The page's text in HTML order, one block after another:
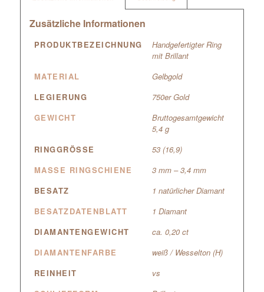
Zusätzliche Informationen
PRODUKTBEZEICHNUNG
Handgefertigter Ring
mit Brillant
MATERIAL
Gelbgold
LEGIERUNG
750er Gold
GEWICHT
Bruttogesamtgewicht
5,4 g
RINGGRÖSSE
53 (16,9)
MASSE RINGSCHIENE
3 mm – 3,4 mm
BESATZ
1 natürlicher Diamant
BESATZDATENBLATT
1 Diamant
DIAMANTENGEWICHT
ca. 0,20 ct
DIAMANTENFARBE
weiß / Wesselton (H)
REINHEIT
vs